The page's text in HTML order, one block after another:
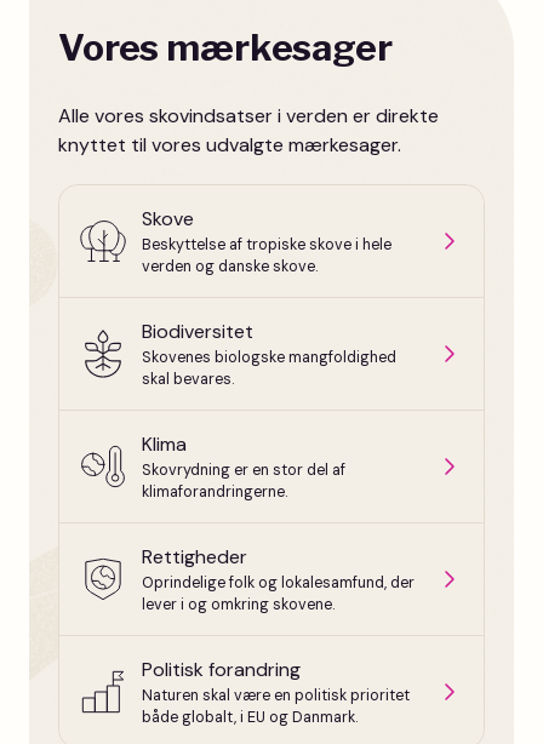
Vores mærkesager
Alle vores skovindsatser i verden er direkte
knyttet til vores udvalgte mærkesager.
Skove
Beskyttelse af tropiske skove i hele
verden og danske skove.
Biodiversitet
Skovenes biologske mangfoldighed
skal bevares.
Klima
Skovrydning er en stor del af
klimaforandringerne.
Rettigheder
Oprindelige folk og lokalesamfund, der
lever i og omkring skovene.
Politisk forandring
Naturen skal være en politisk prioritet
både globalt, i EU og Danmark.